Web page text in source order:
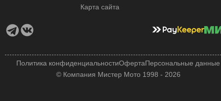
Карта сайта
© Компания Мистер Мото 1998 - 2026
Политика конфиденциальностиОфертаПерсональные данные